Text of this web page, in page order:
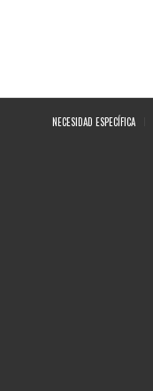
NECESIDAD ESPECÍFICA